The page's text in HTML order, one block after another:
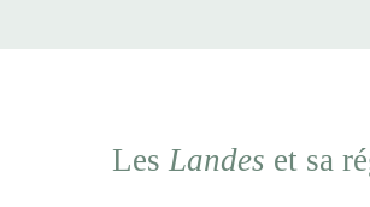
Les Landes et sa